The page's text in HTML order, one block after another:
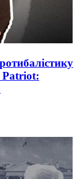
Patriot: